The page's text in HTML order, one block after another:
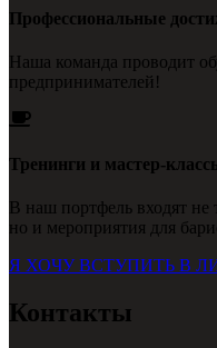
Профессиональные
Наша команда проводит
предпринимателей!
Тренинги и мастер-
В наш портфель входят не
но и мероприятия для
Я ХОЧУ ВСТУПИТЬ В
Контакты